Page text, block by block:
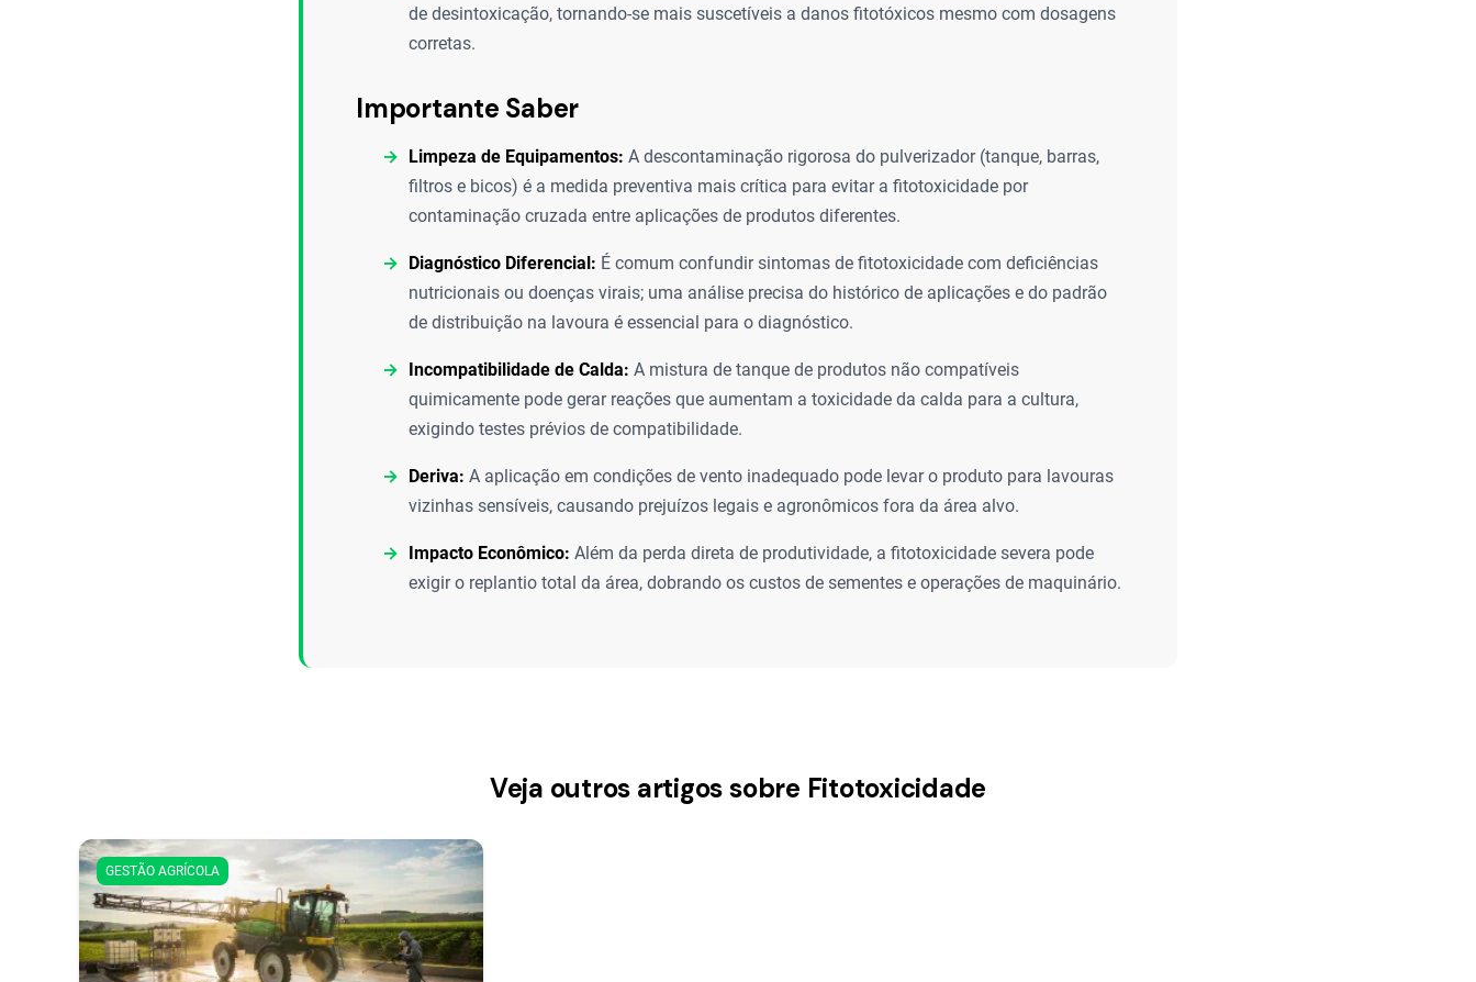
de desintoxicação, tornando-se mais suscetíveis a danos fitotóxicos mesmo com dosagens
corretas.
Importante Saber
Limpeza de Equipamentos: A descontaminação rigorosa do pulverizador (tanque, barras,
filtros e bicos) é a medida preventiva mais crítica para evitar a fitotoxicidade por
contaminação cruzada entre aplicações de produtos diferentes.
Diagnóstico Diferencial: É comum confundir sintomas de fitotoxicidade com deficiências
nutricionais ou doenças virais; uma análise precisa do histórico de aplicações e do padrão
de distribuição na lavoura é essencial para o diagnóstico.
Incompatibilidade de Calda: A mistura de tanque de produtos não compatíveis
quimicamente pode gerar reações que aumentam a toxicidade da calda para a cultura,
exigindo testes prévios de compatibilidade.
Deriva: A aplicação em condições de vento inadequado pode levar o produto para lavouras
vizinhas sensíveis, causando prejuízos legais e agronômicos fora da área alvo.
Impacto Econômico: Além da perda direta de produtividade, a fitotoxicidade severa pode
exigir o replantio total da área, dobrando os custos de sementes e operações de maquinário.
Veja outros artigos sobre Fitotoxicidade
GESTÃO AGRÍCOLA